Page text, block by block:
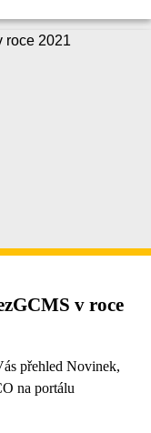
v roce
přehled Novinek,
na portálu